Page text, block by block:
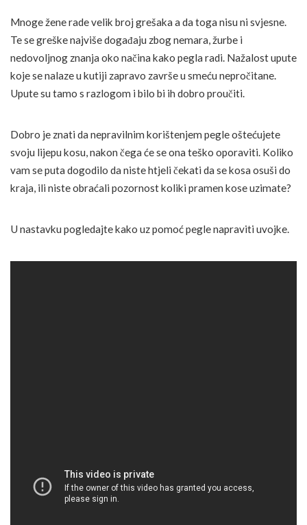
Mnoge žene rade velik broj grešaka a da toga nisu ni svjesne.
Te se greške najviše događaju zbog nemara, žurbe i
nedovoljnog znanja oko načina kako pegla radi. Nažalost upute
koje se nalaze u kutiji zapravo završe u smeću nepročitane.
Upute su tamo s razlogom i bilo bi ih dobro proučiti.
Dobro je znati da nepravilnim korištenjem pegle oštećujete
svoju lijepu kosu, nakon čega će se ona teško oporaviti. Koliko
vam se puta dogodilo da niste htjeli čekati da se kosa osuši do
kraja, ili niste obraćali pozornost koliki pramen kose uzimate?
U nastavku pogledajte kako uz pomoć pegle napraviti uvojke.